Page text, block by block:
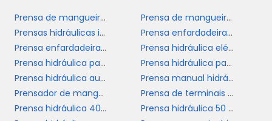
Prensa de mangueira hidráulica
Prensa de mangueira hidráulica preço
Prensas hidráulicas industriais
Prensa enfardadeira hidráulica
Prensa enfardadeira hidráulica vertical
Prensa hidráulica elétrica
Prensa hidráulica para cutelaria
Prensa hidráulica para reciclagem
Prensa hidráulica automática
Prensa manual hidráulica
Prensador de mangueira hidráulica
Prensa de terminais de mangueiras
Prensa hidráulica 40 toneladas
Prensa hidráulica 50 toneladas